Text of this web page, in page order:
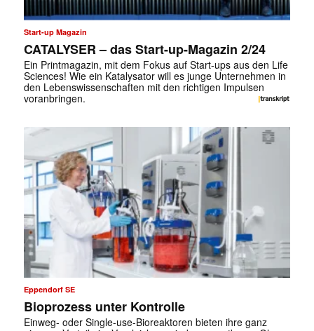
Start-up Magazin
CATALYSER – das Start-up-Magazin 2/24
Ein Printmagazin, mit dem Fokus auf Start-ups aus den Life
Sciences! Wie ein Katalysator will es junge Unternehmen in
den Lebenswissenschaften mit den richtigen Impulsen
voranbringen.
Eppendorf SE
Bioprozess unter Kontrolle
Einweg- oder Single-use-Bioreaktoren bieten ihre ganz